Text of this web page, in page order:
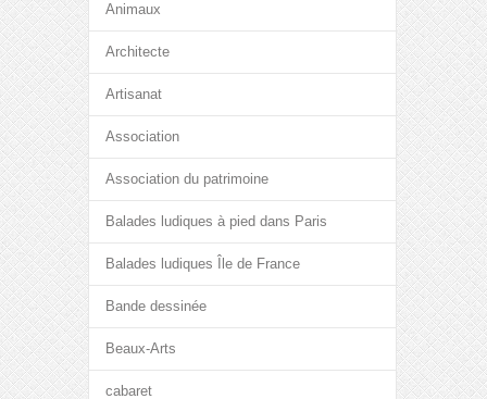
Animaux
Architecte
Artisanat
Association
Association du patrimoine
Balades ludiques à pied dans Paris
Balades ludiques Île de France
Bande dessinée
Beaux-Arts
cabaret